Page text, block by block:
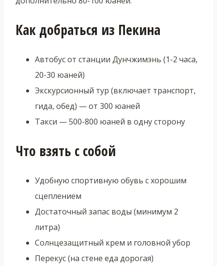
Как добраться из Пекина
Автобус от станции Дунчжимэнь (1-2 часа,
20-30 юаней)
Экскурсионный тур (включает транспорт,
гида, обед) — от 300 юаней
Такси — 500-800 юаней в одну сторону
Что взять с собой
Удобную спортивную обувь с хорошим
сцеплением
Достаточный запас воды (минимум 2
литра)
Солнцезащитный крем и головной убор
Перекус (на стене еда дорогая)